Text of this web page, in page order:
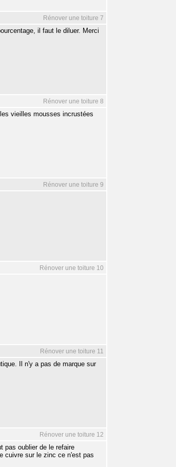
Rénover une toiture 7
il faut le diluer. Merci
Rénover une toiture 8
vieilles mousses incrustées
Rénover une toiture 9
Rénover une toiture 10
Rénover une toiture 11
Il n'y a pas de marque sur
Rénover une toiture 12
pas oublier de le refaire
cuivre sur le zinc ce n'est pas